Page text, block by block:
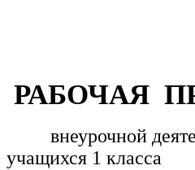
РАБОЧАЯ
внеурочной
учащихся 1 класса